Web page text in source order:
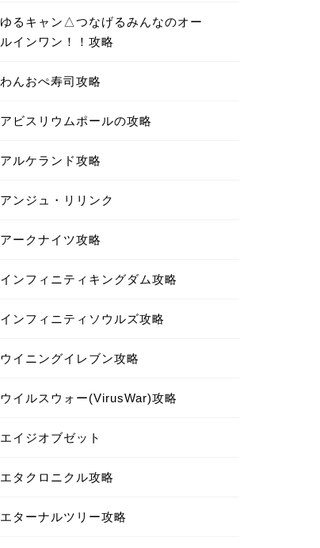
ゆるキャン△つなげるみんなのオー
ルインワン！！攻略
わんおぺ寿司攻略
アビスリウムポールの攻略
アルケランド攻略
アンジュ・リリンク
アークナイツ攻略
インフィニティキングダム攻略
インフィニティソウルズ攻略
ウイニングイレブン攻略
ウイルスウォー(VirusWar)攻略
エイジオブゼット
エタクロニクル攻略
エターナルツリー攻略